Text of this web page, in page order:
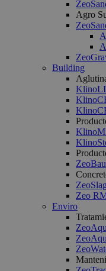
Agro
Building
ZeoBau
ZeoSlag
Zeo
Enviro